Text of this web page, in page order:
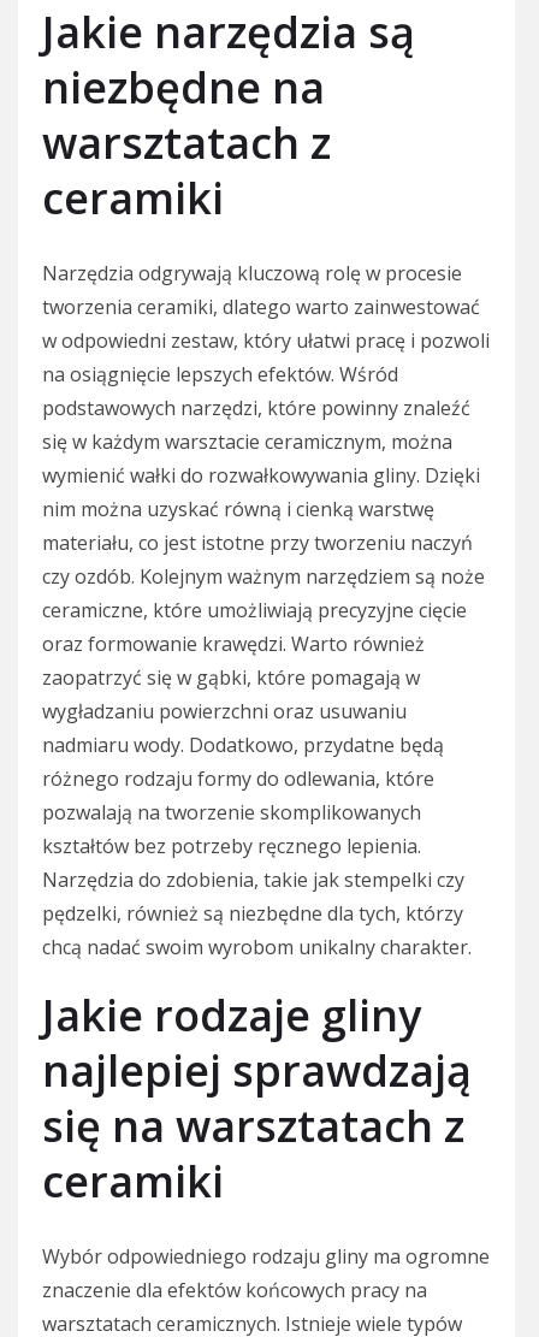
Jakie narzędzia są
niezbędne na
warsztatach z
ceramiki
Narzędzia odgrywają kluczową rolę w procesie
tworzenia ceramiki, dlatego warto zainwestować
w odpowiedni zestaw, który ułatwi pracę i pozwoli
na osiągnięcie lepszych efektów. Wśród
podstawowych narzędzi, które powinny znaleźć
się w każdym warsztacie ceramicznym, można
wymienić wałki do rozwałkowywania gliny. Dzięki
nim można uzyskać równą i cienką warstwę
materiału, co jest istotne przy tworzeniu naczyń
czy ozdób. Kolejnym ważnym narzędziem są noże
ceramiczne, które umożliwiają precyzyjne cięcie
oraz formowanie krawędzi. Warto również
zaopatrzyć się w gąbki, które pomagają w
wygładzaniu powierzchni oraz usuwaniu
nadmiaru wody. Dodatkowo, przydatne będą
różnego rodzaju formy do odlewania, które
pozwalają na tworzenie skomplikowanych
kształtów bez potrzeby ręcznego lepienia.
Narzędzia do zdobienia, takie jak stempelki czy
pędzelki, również są niezbędne dla tych, którzy
chcą nadać swoim wyrobom unikalny charakter.
Jakie rodzaje gliny
najlepiej sprawdzają
się na warsztatach z
ceramiki
Wybór odpowiedniego rodzaju gliny ma ogromne
znaczenie dla efektów końcowych pracy na
warsztatach ceramicznych. Istnieje wiele typów